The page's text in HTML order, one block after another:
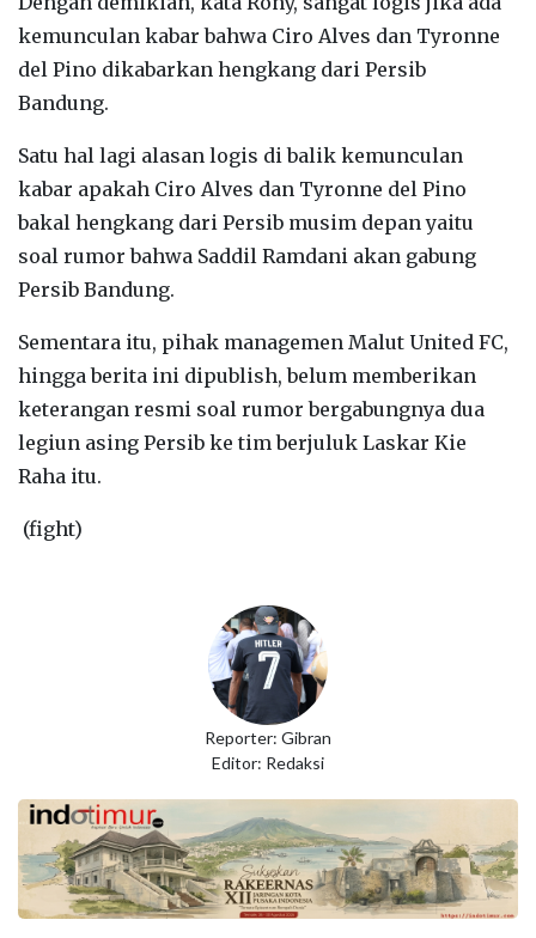
kemunculan kabar bahwa Ciro Alves dan Tyronne
del Pino dikabarkan hengkang dari Persib
Bandung.
Satu hal lagi alasan logis di balik kemunculan
kabar apakah Ciro Alves dan Tyronne del Pino
bakal hengkang dari Persib musim depan yaitu
soal rumor bahwa Saddil Ramdani akan gabung
Persib Bandung.
Sementara itu, pihak managemen Malut United FC,
hingga berita ini dipublish, belum memberikan
keterangan resmi soal rumor bergabungnya dua
legiun asing Persib ke tim berjuluk Laskar Kie
Raha itu.
(fight)
Reporter: Gibran
Editor: Redaksi